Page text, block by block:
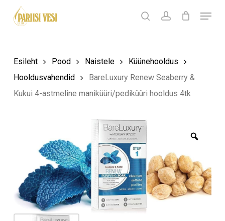
Products
search
searchaccount
Menu
Ostukorv
Esileht Pood Naistele
Küünehooldus
Hooldusvahendid
BareLuxury Renew Seaberry &
Kukui 4-astmeline maniküüri/pediküüri hooldus 4tk